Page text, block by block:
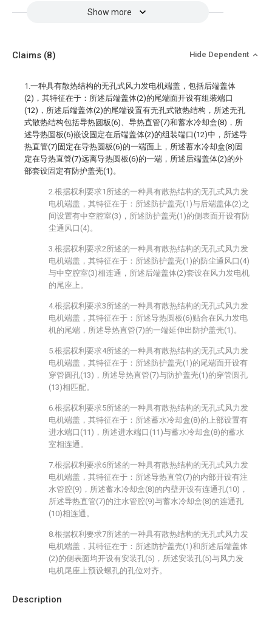
Show more
Description
Claims (8) Hide Dependent
1.一种具有散热结构的无孔式风力发电机端盖，包括后端盖体
(2)，其特征在于：所述后端盖体(2)的尾端面开设有组装端口
(12)，所述后端盖体(2)的尾端设置有无孔式散热结构，所述无孔
式散热结构包括导热圆板(6)、导热直管(7)和蓄水冷却盒(8)，所
述导热圆板(6)嵌设固定在后端盖体(2)的组装端口(12)中，所述导
热直管(7)固定在导热圆板(6)的一端面上，所述蓄水冷却盒(8)固
定在导热直管(7)远离导热圆板(6)的一端，所述后端盖体(2)的外
部套设固定有防护盖壳(1)。
2.根据权利要求1所述的一种具有散热结构的无孔式风力发
电机端盖，其特征在于：所述防护盖壳(1)与后端盖体(2)之
间设置有中空腔室(3)，所述防护盖壳(1)的侧表面开设有防
尘通风口(4)。
3.根据权利要求2所述的一种具有散热结构的无孔式风力发
电机端盖，其特征在于：所述防护盖壳(1)的防尘通风口(4)
与中空腔室(3)相连通，所述后端盖体(2)套设在风力发电机
的尾座上。
4.根据权利要求3所述的一种具有散热结构的无孔式风力发
电机端盖，其特征在于：所述导热圆板(6)贴合在风力发电
机的尾端，所述导热直管(7)的一端延伸出防护盖壳(1)。
5.根据权利要求4所述的一种具有散热结构的无孔式风力发
电机端盖，其特征在于：所述防护盖壳(1)的尾端面开设有
穿管圆孔(13)，所述导热直管(7)与防护盖壳(1)的穿管圆孔
(13)相匹配。
6.根据权利要求5所述的一种具有散热结构的无孔式风力发
电机端盖，其特征在于：所述蓄水冷却盒(8)的上部设置有
进水端口(11)，所述进水端口(11)与蓄水冷却盒(8)的蓄水
室相连通。
7.根据权利要求6所述的一种具有散热结构的无孔式风力发
电机端盖，其特征在于：所述导热直管(7)的内部开设有注
水管腔(9)，所述蓄水冷却盒(8)的内壁开设有连通孔(10)，
所述导热直管(7)的注水管腔(9)与蓄水冷却盒(8)的连通孔
(10)相连通。
8.根据权利要求7所述的一种具有散热结构的无孔式风力发
电机端盖，其特征在于：所述防护盖壳(1)和所述后端盖体
(2)的侧表面均开设有安装孔(5)，所述安装孔(5)与风力发
电机尾座上预设螺孔的孔位对齐。